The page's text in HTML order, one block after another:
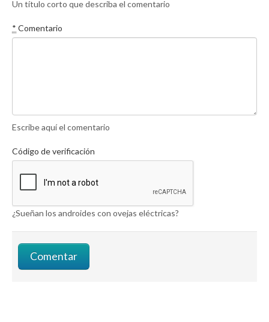
Un título corto que describa el comentario
* Comentario
Escribe aquí el comentario
Código de verificación
¿Sueñan los androides con ovejas eléctricas?